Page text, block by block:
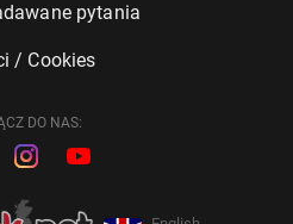
pytania
/ Cookies
DO NAS: